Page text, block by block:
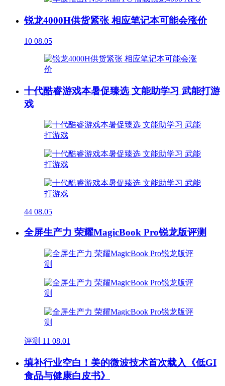
锐龙4000H供货紧张 相应笔记本可能会涨价
10 08.05
十代酷睿游戏本暑促臻选 文能助学习 武能打游
戏
44 08.05
全屏生产力 荣耀MagicBook Pro锐龙版评测
评测 11 08.01
填补行业空白！美的微波技术首次载入《低GI
食品与健康白皮书》